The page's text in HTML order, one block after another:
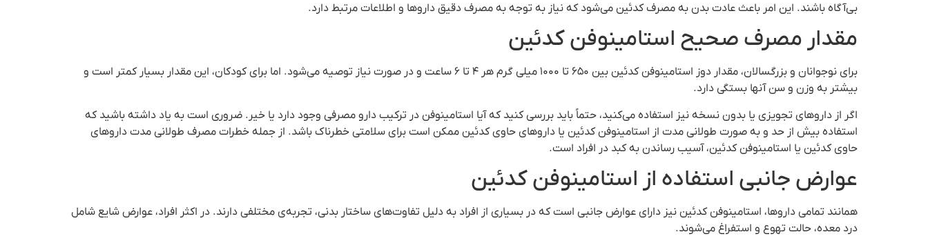
بی‌آگاه باشند. این امر باعث عادت بدن به مصرف کدئین می‌شود که نیاز به توجه به مصرف دقیق داروها و اطلاعات مرتبط دارد.
مقدار مصرف صحیح استامینوفن کدئین
برای نوجوانان و بزرگسالان، مقدار دوز استامینوفن کدئین بین ۶۵۰ تا ۱۰۰۰ میلی گرم هر ۴ تا ۶ ساعت و در صورت نیاز توصیه می‌شود. اما برای کودکان، این مقدار بسیار کمتر است و
بیشتر به وزن و سن آنها بستگی دارد.
اگر از داروهای تجویزی یا بدون نسخه نیز استفاده می‌کنید، حتماً باید بررسی کنید که آیا استامینوفن در ترکیب دارو مصرفی وجود دارد یا خیر. ضروری است به یاد داشته باشید که
استفاده بیش از حد و به صورت طولانی مدت از استامینوفن کدئین یا داروهای حاوی کدئین ممکن است برای سلامتی خطرناک باشد. از جمله خطرات مصرف طولانی مدت داروهای
حاوی کدئین یا استامینوفن کدئین، آسیب رساندن به کبد در افراد است.
عوارض جانبی استفاده از استامینوفن کدئین
همانند تمامی داروها، استامینوفن کدئین نیز دارای عوارض جانبی است که در بسیاری از افراد به دلیل تفاوت‌های ساختار بدنی، تجربه‌ی مختلفی دارند. در اکثر افراد، عوارض شایع شامل
درد معده، حالت تهوع و استفراغ می‌شوند.